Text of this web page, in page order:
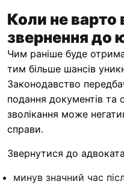
Коли не варто
звернення до
Чим раніше буде
тим більше шансів
Законодавство
подання документів
зволікання може
справи.
Звернутися до
минув значний час